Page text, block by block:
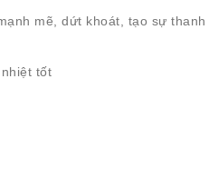
mẽ, dứt khoát, tạo sự
tốt